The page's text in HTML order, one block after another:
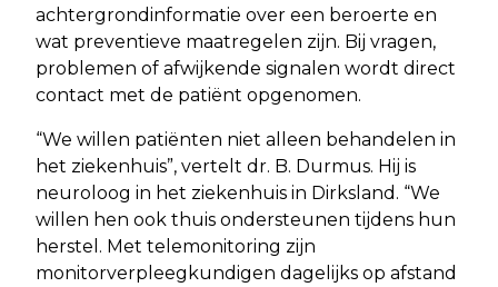
achtergrondinformatie over een beroerte en
wat preventieve maatregelen zijn. Bij vragen,
problemen of afwijkende signalen wordt direct
contact met de patiënt opgenomen.
“We willen patiënten niet alleen behandelen in
het ziekenhuis”, vertelt dr. B. Durmus. Hij is
neuroloog in het ziekenhuis in Dirksland. “We
willen hen ook thuis ondersteunen tijdens hun
herstel. Met telemonitoring zijn
monitorverpleegkundigen dagelijks op afstand